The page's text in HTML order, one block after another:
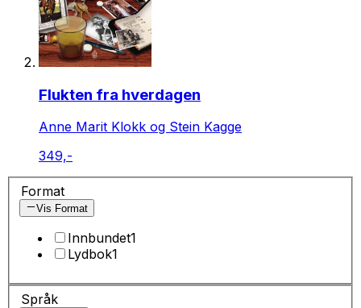
Flukten fra hverdagen
Anne Marit Klokk og Stein Kagge
349,-
Format
Vis Format
Innbundet1
Lydbok1
Språk